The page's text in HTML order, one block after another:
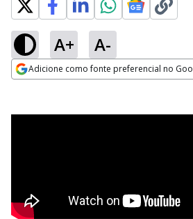
A+ A-
Adicione como fonte preferencial no